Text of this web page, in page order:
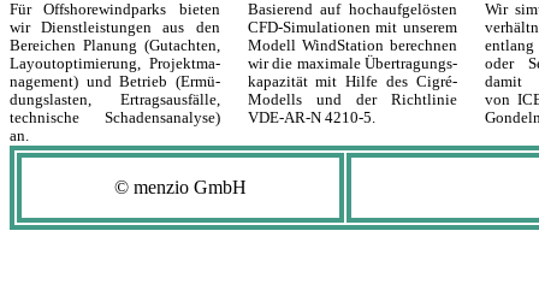
Für Offshorewindparks bieten
wir Dienst­leis­tungen aus den
Berei­chen Pla­nung (Gut­achten,
Lay­out­opti­mie­rung, Projekt­ma­
nage­ment) und Betrieb (Ermü­
dungs­lasten, Ertrags­aus­fälle,
tech­nische Schadens­analyse)
an.
Basierend auf hochauf­gelösten
CFD-Simula­tionen mit unserem
Modell WindStation berech­nen
wir die maximale Über­tragungs­
kapa­zität mit Hilfe des Cigré-
Modells und der Richt­linie
VDE-AR-N 4210-5.
Wir
oder
damit
von
© menzio GmbH